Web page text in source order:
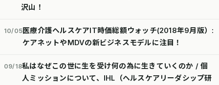
沢山！
10/05医療介護ヘルスケアIT時価総額ウォッチ(2018年9月版）:
ケアネットやMDVの新ビジネスモデルに注目！
09/18私はなぜこの世に生を受け何の為に生きていくのか / 個
人ミッションについて、IHL（ヘルスケアリーダシップ研